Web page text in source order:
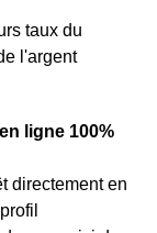
taux du
l'argent
ligne 100%
directement en